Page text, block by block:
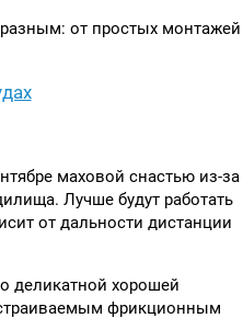
от простых монтажей
маховой снастью из-за
Лучше будут работать
от дальности дистанции
деликатной хорошей
фрикционным